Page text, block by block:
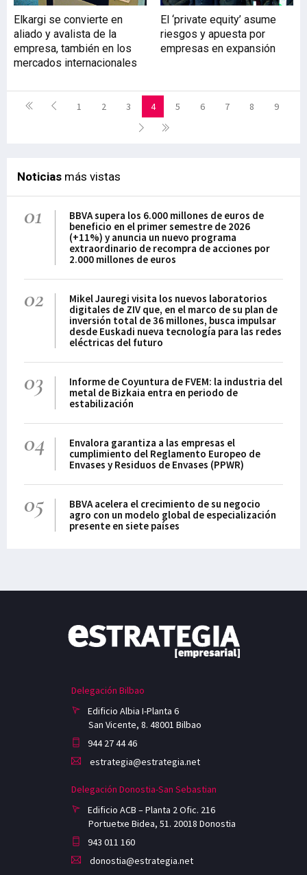
Elkargi se convierte en
aliado y avalista de la
empresa, también en los
mercados internacionales
El ‘private equity’ asume
riesgos y apuesta por
empresas en expansión
1 2 3 4 5 6 7 8 9
Noticias más vistas
01
BBVA supera los 6.000 millones de euros de
beneficio en el primer semestre de 2026
(+11%) y anuncia un nuevo programa
extraordinario de recompra de acciones por
2.000 millones de euros
02
Mikel Jauregi visita los nuevos laboratorios
digitales de ZIV que, en el marco de su plan de
inversión total de 36 millones, busca impulsar
desde Euskadi nueva tecnología para las redes
eléctricas del futuro
03
Informe de Coyuntura de FVEM: la industria del
metal de Bizkaia entra en periodo de
estabilización
04
Envalora garantiza a las empresas el
cumplimiento del Reglamento Europeo de
Envases y Residuos de Envases (PPWR)
05
BBVA acelera el crecimiento de su negocio
agro con un modelo global de especialización
presente en siete países
Delegación Bilbao
Edificio Albia I-Planta 6
San Vicente, 8. 48001 Bilbao
944 27 44 46
estrategia@estrategia.net
Delegación Donostia-San Sebastian
Edificio ACB – Planta 2 Ofic. 216
Portuetxe Bidea, 51. 20018 Donostia
943 011 160
donostia@estrategia.net